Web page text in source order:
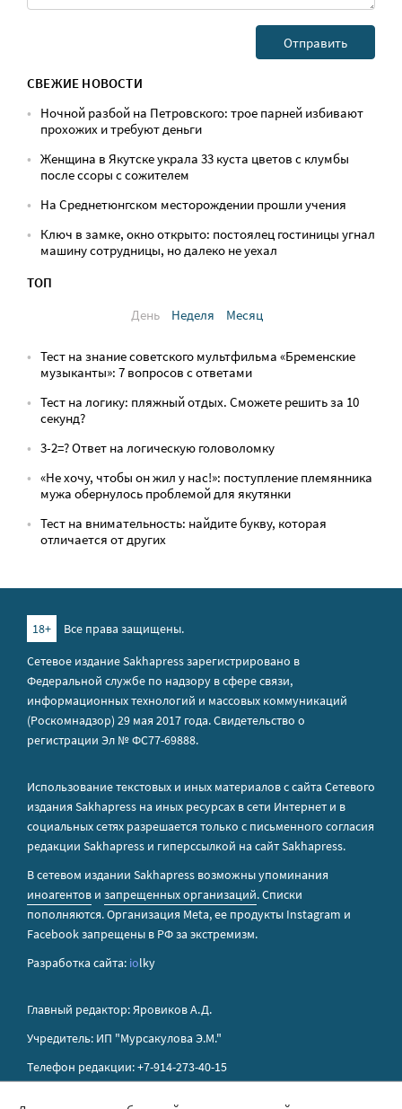
СВЕЖИЕ НОВОСТИ
Ночной разбой на Петровского: трое парней избивают
прохожих и требуют деньги
Женщина в Якутске украла 33 куста цветов с клумбы
после ссоры с сожителем
На Среднетюнгском месторождении прошли учения
Ключ в замке, окно открыто: постоялец гостиницы угнал
машину сотрудницы, но далеко не уехал
ТОП
День
Неделя Месяц
Тест на знание советского мультфильма «Бременские
музыканты»: 7 вопросов с ответами
Тест на логику: пляжный отдых. Сможете решить за 10
секунд?
3-2=? Ответ на логическую головоломку
«Не хочу, чтобы он жил у нас!»: поступление племянника
мужа обернулось проблемой для якутянки
Тест на внимательность: найдите букву, которая
отличается от других
18+
Все права защищены.
Сетевое издание Sakhapress зарегистрировано в
Федеральной службе по надзору в сфере связи,
информационных технологий и массовых коммуникаций
(Роскомнадзор) 29 мая 2017 года. Свидетельство о
регистрации Эл № ФС77-69888.
Использование текстовых и иных материалов с сайта Сетевого
издания Sakhapress на иных ресурсах в сети Интернет и в
социальных сетях разрешается только с письменного согласия
редакции Sakhapress и гиперссылкой на сайт Sakhapress.
В сетевом издании Sakhapress возможны упоминания
иноагентов и запрещенных организаций. Списки
пополняются. Организация Metа, ее продукты Instagram и
Facebook запрещены в РФ за экстремизм.
Разработка сайта: iolky
Главный редактор: Яровиков А.Д.
Учредитель: ИП "Мурсакулова Э.М."
Телефон редакции: +7-914-273-40-15